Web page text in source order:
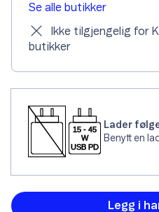
Se alle butikker
Ikke tilgjengelig for
butikker
Lader
Benytt en
Legg i